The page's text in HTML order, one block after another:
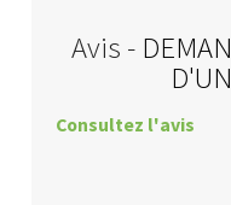
Avis -
Consultez l'avis